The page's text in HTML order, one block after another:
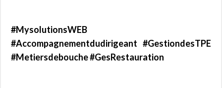
#MysolutionsWEB
#Accompagnementdudirigeant #GestiondesTPE
#Metiersdebouche #GesRestauration